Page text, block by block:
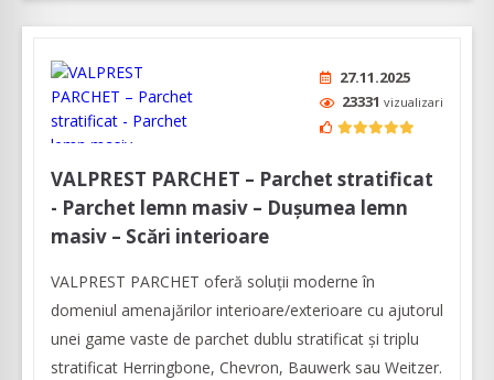
27.11.2025
23331 vizualizari
VALPREST PARCHET – Parchet stratificat
- Parchet lemn masiv – Dușumea lemn
masiv – Scări interioare
VALPREST PARCHET oferă soluții moderne în
domeniul amenajărilor interioare/exterioare cu ajutorul
unei game vaste de parchet dublu stratificat și triplu
stratificat Herringbone, Chevron, Bauwerk sau Weitzer.